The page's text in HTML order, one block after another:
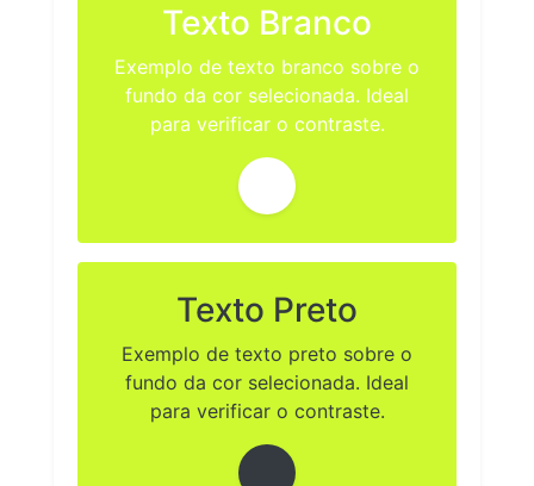
Texto Branco
Exemplo de texto branco sobre o
fundo da cor selecionada. Ideal
para verificar o contraste.
Texto Preto
Exemplo de texto preto sobre o
fundo da cor selecionada. Ideal
para verificar o contraste.